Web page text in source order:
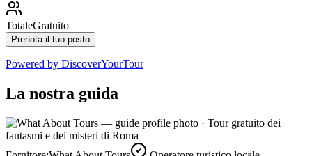
TotaleGratuito
Prenota il tuo posto
Powered by DiscoverYourTour
La nostra guida